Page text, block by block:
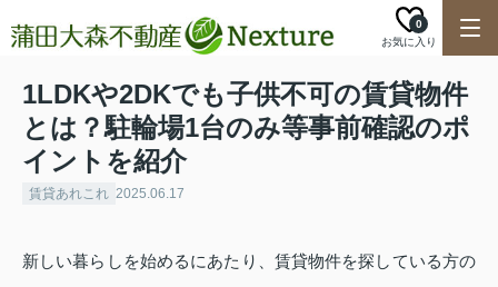
お気に入り
0
1LDKや2DKでも子供不可の賃貸物件
とは？駐輪場1台のみ等事前確認のポ
イントを紹介
賃貸あれこれ 2025.06.17
新しい暮らしを始めるにあたり、賃貸物件を探している方の